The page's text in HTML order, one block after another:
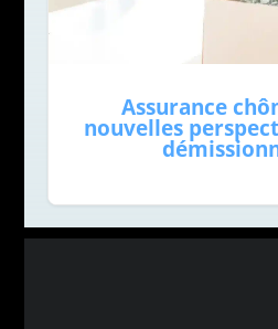
Assurance
nouvelles